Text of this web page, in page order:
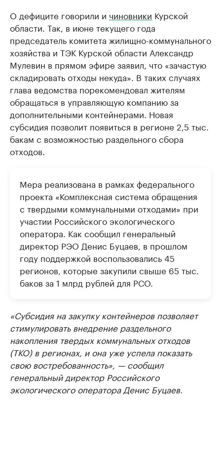
О дефиците говорили и чиновники Курской
области. Так, в июне текущего года
председатель комитета жилищно-коммунального
хозяйства и ТЭК Курской области Александр
Мулевин в прямом эфире заявил, что «зачастую
складировать отходы некуда». В таких случаях
глава ведомства порекомендовал жителям
обращаться в управляющую компанию за
дополнительными контейнерами. Новая
субсидия позволит появиться в регионе 2,5 тыс.
бакам с возможностью раздельного сбора
отходов.
Мера реализована в рамках федерального
проекта «Комплексная система обращения
с твердыми коммунальными отходами» при
участии Российского экологического
оператора. Как сообщил генеральный
директор РЭО Денис Буцаев, в прошлом
году поддержкой воспользовались 45
регионов, которые закупили свыше 65 тыс.
баков за 1 млрд рублей для РСО.
«Субсидия на закупку контейнеров позволяет
стимулировать внедрение раздельного
накопления твердых коммунальных отходов
(ТКО) в регионах, и она уже успела показать
свою востребованность», — сообщил
генеральный директор Российского
экологического оператора Денис Буцаев.